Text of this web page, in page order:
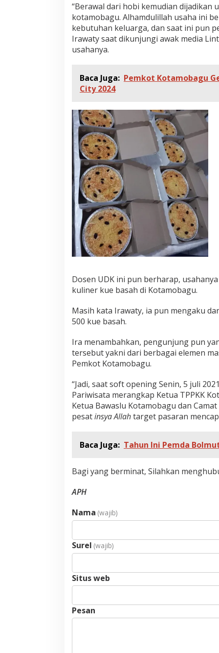
“Berawal dari hobi kemudian dijadikan
kotamobagu. Alhamdulillah usaha ini
kebutuhan keluarga, dan saat ini pun
Irawaty saat dikunjungi awak media
usahanya.
Baca Juga: Pemkot Kotamobagu
City 2024
Dosen UDK ini pun berharap,
kuliner kue basah di Kotamobagu.
Masih kata Irawaty, ia pun mengaku
500 kue basah.
Ira menambahkan, pengunjung pun
tersebut yakni dari berbagai elemen
Pemkot Kotamobagu.
“Jadi, saat soft opening Senin, 5 juli
Pariwisata merangkap Ketua TPPKK
Ketua Bawaslu Kotamobagu dan
pesatinsya Allahtarget pasaran
Baca Juga: Tahun Ini Pemda
Bagi yang berminat, Silahkan
APH
Nama (wajib)
Surel (wajib)
Situs web
Pesan